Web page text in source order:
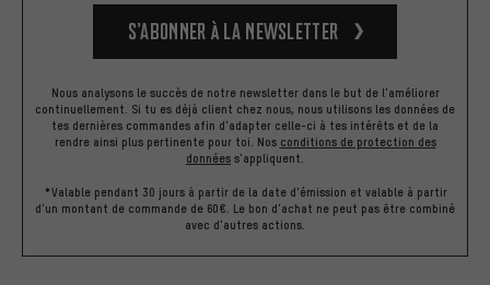
S’abonner à la newsletter
Nous analysons le succès de notre newsletter dans le but de l'améliorer
continuellement. Si tu es déjà client chez nous, nous utilisons les données de
tes dernières commandes afin d'adapter celle-ci à tes intérêts et de la
rendre ainsi plus pertinente pour toi. Nos conditions de protection des
données s'appliquent.
*Valable pendant 30 jours à partir de la date d'émission et valable à partir
d'un montant de commande de 60€. Le bon d'achat ne peut pas être combiné
avec d'autres actions.